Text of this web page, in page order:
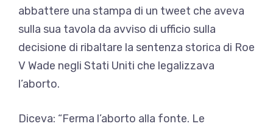
abbattere una stampa di un tweet che aveva
sulla sua tavola da avviso di ufficio sulla
decisione di ribaltare la sentenza storica di Roe
V Wade negli Stati Uniti che legalizzava
l’aborto.
Diceva: “Ferma l’aborto alla fonte. Le